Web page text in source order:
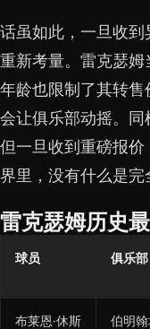
话虽如此，一旦收
重新考量。雷克瑟
年龄也限制了其转
会让俱乐部动摇。同
但一旦收到重磅报
界里，没有什么是完
雷克瑟姆历史
球员 俱乐部
布莱恩·休斯 伯明